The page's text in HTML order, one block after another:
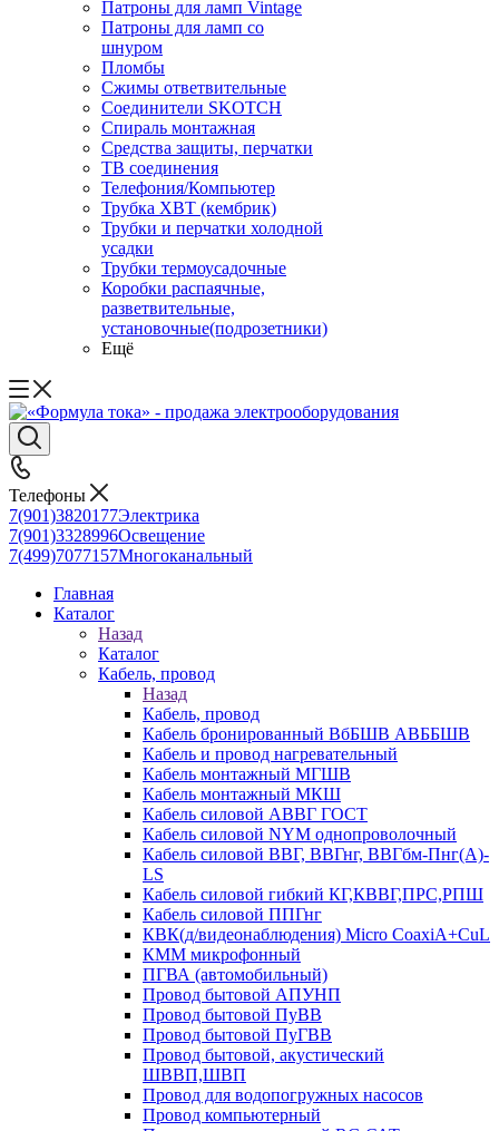
Патроны для ламп Vintage
Патроны для ламп со
шнуром
Пломбы
Сжимы ответвительные
Соединители SKOTCH
Спираль монтажная
Средства защиты, перчатки
ТВ соединения
Телефония/Компьютер
Трубка ХВТ (кембрик)
Трубки и перчатки холодной
усадки
Трубки термоусадочные
Коробки распаячные,
разветвительные,
установочные(подрозетники)
Ещё
Телефоны
7(901)3820177Электрика
7(901)3328996Освещение
7(499)7077157Многоканальный
Главная
Каталог
Назад
Каталог
Кабель, провод
Назад
Кабель, провод
Кабель бронированный ВбБШВ АВББШВ
Кабель и провод нагревательный
Кабель монтажный МГШВ
Кабель монтажный МКШ
Кабель силовой АВВГ ГОСТ
Кабель силовой NYM однопроволочный
Кабель силовой ВВГ, ВВГнг, ВВГбм-Пнг(А)-
LS
Кабель силовой гибкий КГ,КВВГ,ПРС,РПШ
Кабель силовой ППГнг
КВК(д/видеонаблюдения) Micro CoaxiA+CuL
КММ микрофонный
ПГВА (автомобильный)
Провод бытовой АПУНП
Провод бытовой ПуВВ
Провод бытовой ПуГВВ
Провод бытовой, акустический
ШВВП,ШВП
Провод для водопогружных насосов
Провод компьютерный